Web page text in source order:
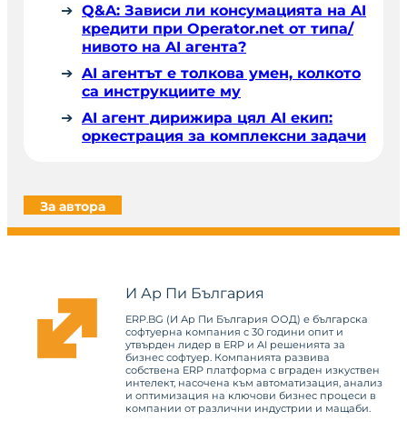
Q&A: Зависи ли консумацията на AI
кредити при Operator.net от типа/
нивото на AI агента?
AI агентът е толкова умен, колкото
са инструкциите му
AI агент дирижира цял AI екип:
оркестрация за комплексни задачи
За автора
И Ар Пи България
ERP.BG (И Ар Пи България ООД) е българска
софтуерна компания с 30 години опит и
утвърден лидер в ERP и AI решенията за
бизнес софтуер. Компанията развива
собствена ERP платформа с вграден изкуствен
интелект, насочена към автоматизация, анализ
и оптимизация на ключови бизнес процеси в
компании от различни индустрии и мащаби.